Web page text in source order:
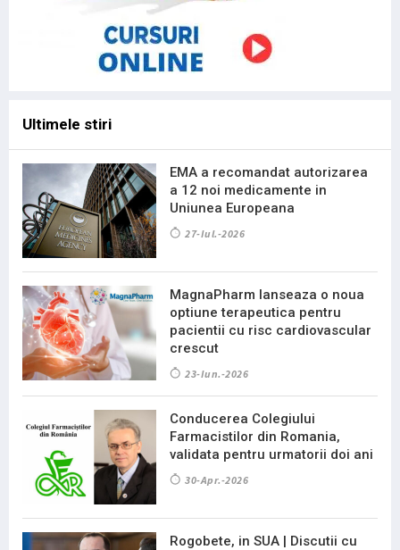
Ultimele stiri
EMA a recomandat autorizarea
a 12 noi medicamente in
Uniunea Europeana
27-Iul.-2026
MagnaPharm lanseaza o noua
optiune terapeutica pentru
pacientii cu risc cardiovascular
crescut
23-Iun.-2026
Conducerea Colegiului
Farmacistilor din Romania,
validata pentru urmatorii doi ani
30-Apr.-2026
Rogobete, in SUA | Discutii cu